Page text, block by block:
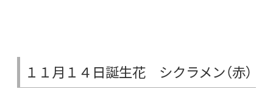
１１月１４日誕生花 シクラメン（赤）